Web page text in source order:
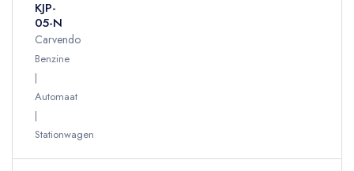
KJP-
05-N
Carvendo
Benzine
Automaat
Stationwagen